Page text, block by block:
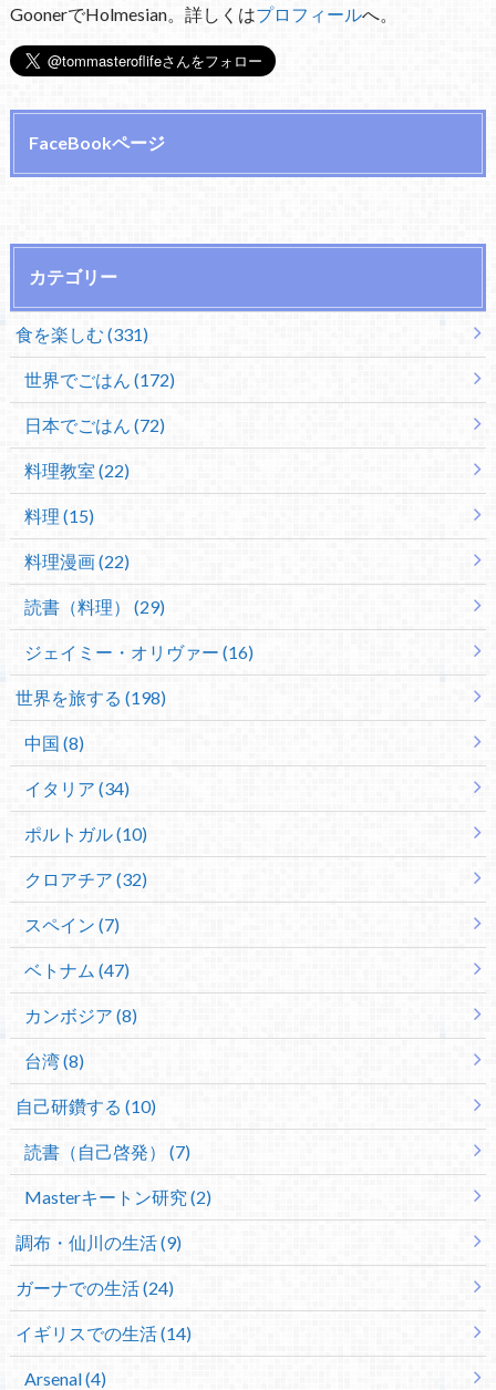
GoonerでHolmesian。詳しくはプロフィールへ。
FaceBookページ
カテゴリー
食を楽しむ (331)
世界でごはん (172)
日本でごはん (72)
料理教室 (22)
料理 (15)
料理漫画 (22)
読書（料理） (29)
ジェイミー・オリヴァー (16)
世界を旅する (198)
中国 (8)
イタリア (34)
ポルトガル (10)
クロアチア (32)
スペイン (7)
ベトナム (47)
カンボジア (8)
台湾 (8)
自己研鑽する (10)
読書（自己啓発） (7)
Masterキートン研究 (2)
調布・仙川の生活 (9)
ガーナでの生活 (24)
イギリスでの生活 (14)
Arsenal (4)